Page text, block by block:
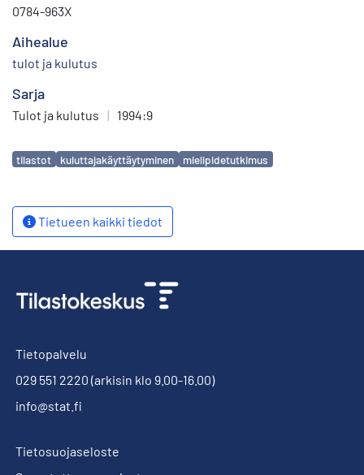
0784-963X
Aihealue
tulot ja kulutus
Sarja
Tulot ja kulutus | 1994:9
Avainsanat
tilastot kuluttajakäyttäytyminen mielipidetutkimus
Tietueen kaikki tiedot
Tietopalvelu
029 551 2220 (arkisin klo 9.00-16.00)
info@stat.fi
Tietosuojaseloste